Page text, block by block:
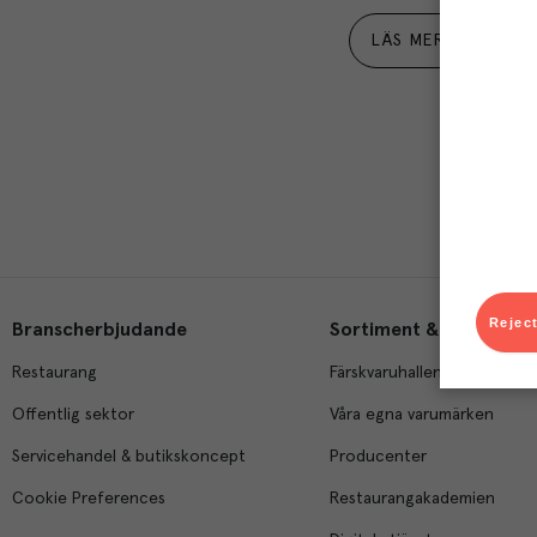
LÄS MER
Branscherbjudande
Restaurang
Offentlig sektor
Servicehandel & butikskoncept
Cookie Preferences
Sortiment & tjänster
Färskvaruhallen
Våra egna varumärken
Producenter
Restaurangakademien